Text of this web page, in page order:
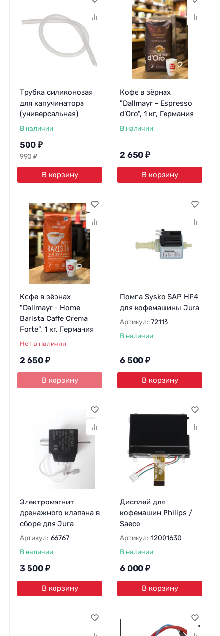
Трубка силиконовая
для капучинатора
(универсальная)
В наличии
500 ₽
990₽
В корзину
Кофе в зёрнах
"Dallmayr - Espresso
d’Oro", 1 кг, Германия
В наличии
2 650 ₽
В корзину
Кофе в зёрнах
"Dallmayr - Home
Barista Caffe Crema
Forte", 1 кг, Германия
Нет в наличии
2 650 ₽
В корзину
Помпа Sysko SAP HP4
для кофемашины Jura
Артикул: 72113
В наличии
6 500 ₽
В корзину
Электромагнит
дренажного клапана в
сборе для Jura
Артикул: 66767
В наличии
3 500 ₽
В корзину
Дисплей для
кофемашин Philips /
Saeco
Артикул: 12001630
В наличии
6 000 ₽
В корзину